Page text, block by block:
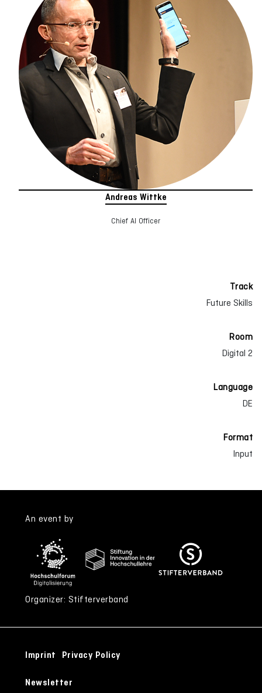
Andreas Wittke
Chief AI Officer
Track
Future Skills
Room
Digital 2
Language
DE
Format
Input
An event by
Organizer: Stifterverband
Imprint Privacy Policy
Newsletter